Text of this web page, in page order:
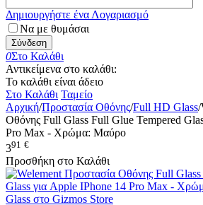
Δημιουργήστε ένα Λογαριασμό
Να με θυμάσαι
Σύνδεση
0Στο Καλάθι
Αντικείμενα στο καλάθι:
Το καλάθι είναι άδειο
Στο Καλάθι Ταμείο
Αρχική/Προστασία Οθόνης/Full HD Glass/
Οθόνης Full Glass Full Glue Tempered
Pro Max - Χρώμα: Μαύρο
391 €
Προσθήκη στο Καλάθι